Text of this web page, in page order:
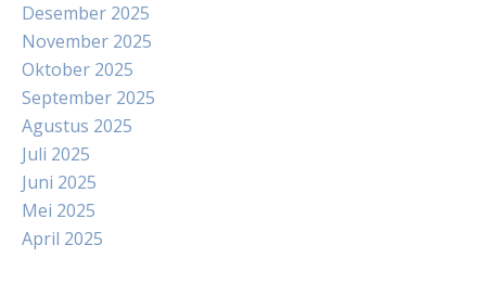
Desember 2025
November 2025
Oktober 2025
September 2025
Agustus 2025
Juli 2025
Juni 2025
Mei 2025
April 2025